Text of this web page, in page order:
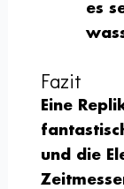
es
Fazit
Eine
und die